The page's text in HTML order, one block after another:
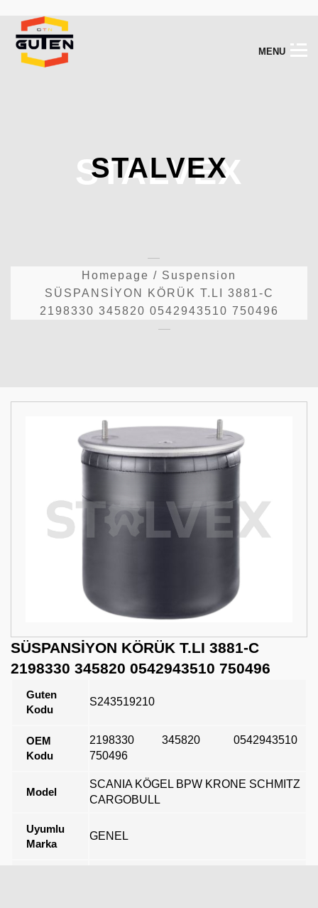
M ENU
STALVEX
STALVEX
Homepage / Suspension
SÜSPANSİYON KÖRÜK T.LI 3881-C
2198330 345820 0542943510 750496
SÜSPANSİYON KÖRÜK T.LI 3881-C
2198330 345820 0542943510 750496
Guten
Kodu
S243519210
OEM
Kodu
2198330 345820
0542943510
750496
Model
SCANIA KÖGEL BPW KRONE SCHMITZ
CARGOBULL
Uyumlu
Marka
GENEL